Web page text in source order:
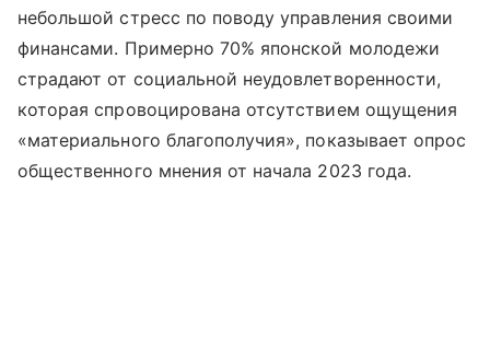
небольшой стресс по поводу управления своими
финансами. Примерно 70% японской молодежи
страдают от социальной неудовлетворенности,
которая спровоцирована отсутствием ощущения
«материального благополучия», показывает опрос
общественного мнения от начала 2023 года.